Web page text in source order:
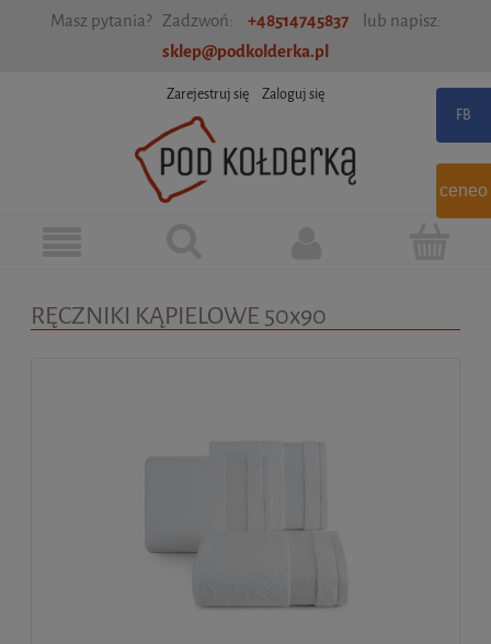
Masz pytania? Zadzwoń: +48514745837
lub napisz:
sklep@podkolderka.pl
Zarejestruj się Zaloguj się
RĘCZNIKI KĄPIELOWE 50x90
ceneo